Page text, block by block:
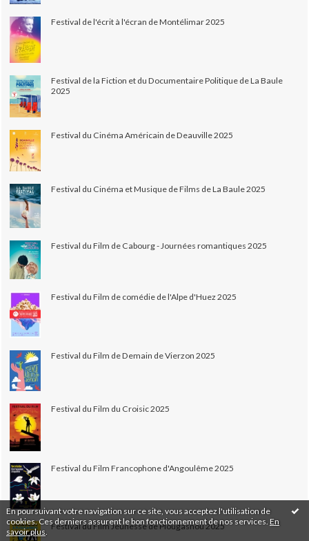
En poursuivant votre navigation sur ce site, vous acceptez l'utilisation de
cookies. Ces derniers assurent le bon fonctionnement de nos services. En
savoir plus
Festival de l'écrit à l'écran de Montélimar 2025
Festival de la Fiction et du Documentaire Politique de La Baule
2025
Festival du Cinéma Américain de Deauville 2025
Festival du Cinéma et Musique de Films de La Baule 2025
Festival du Film de Cabourg - Journées romantiques 2025
Festival du Film de comédie de l'Alpe d'Huez 2025
Festival du Film de Demain de Vierzon 2025
Festival du Film du Croisic 2025
Festival du Film Francophone d'Angoulême 2025
Festival du Film Jeunesse de Plougasnou 2025